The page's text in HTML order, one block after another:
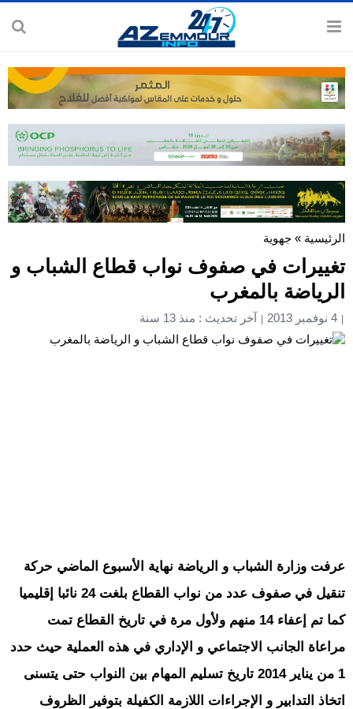
الرئيسية » جهوية
تغييرات في صفوف نواب قطاع الشباب و
الرياضة بالمغرب
4 نوفمبر 2013 آخر تحديث : منذ 13 سنة
عرفت وزارة الشباب و الرياضة نهاية الأسبوع الماضي حركة
تنقيل في صفوف عدد من نواب القطاع بلغت 24 نائبا إقليميا
كما تم إعفاء 14 منهم ولأول مرة في تاريخ القطاع تمت
مراعاة الجانب الاجتماعي و الإداري في هذه العملية حيث حدد
1 من يناير 2014 تاريخ تسليم المهام بين النواب حتى يتسنى
اتخاذ التدابير و الإجراءات اللازمة الكفيلة بتوفير الظروف